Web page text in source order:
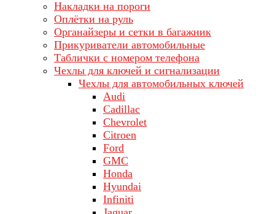
Накладки на пороги
Оплётки на руль
Органайзеры и сетки в багажник
Прикуриватели автомобильные
Таблички с номером телефона
Чехлы для ключей и сигнализации
Чехлы для автомобильных ключей
Audi
Cadillac
Chevrolet
Citroen
Ford
GMC
Honda
Hyundai
Infiniti